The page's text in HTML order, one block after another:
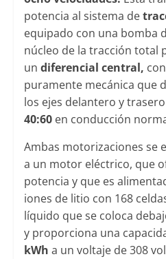
potencia al sistema de
equipado con una bomba
núcleo de la tracción total
un diferencial central,
puramente mecánica que
los ejes delantero y
40:60en conducción
Ambas motorizaciones se
a un motor eléctrico, que
potencia y que es
iones de litio con 168
líquido que se coloca
y proporciona una
kWh a un voltaje de 308